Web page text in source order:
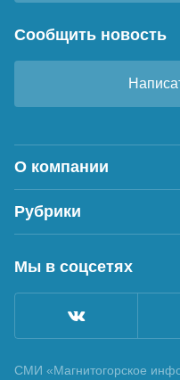
Сообщить новость
О компании
Рубрики
Мы в соцсетях
СМИ «Магнитогорское